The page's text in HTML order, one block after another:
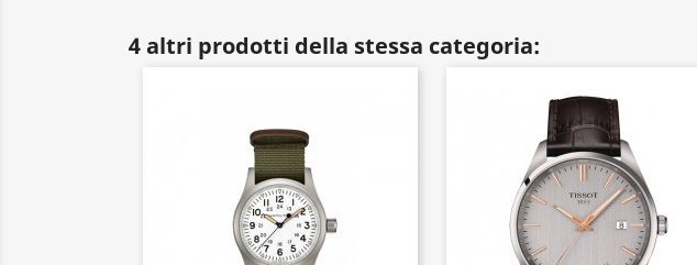
4 altri prodotti della stessa categoria: